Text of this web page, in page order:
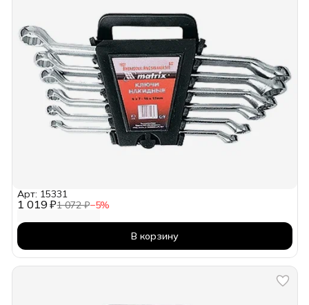
1 019 ₽1 072 ₽−5%
Арт: 15331
В корзину